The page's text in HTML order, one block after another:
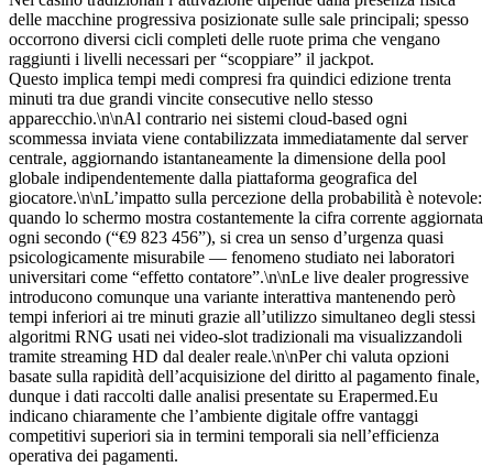
delle macchine progressiva posizionate sulle sale principali; spesso
occorrono diversi cicli completi delle ruote prima che vengano
raggiunti i livelli necessari per “scoppiare” il jackpot.
Questo implica tempi medi compresi fra quindici edizione trenta
minuti tra due grandi vincite consecutive nello stesso
apparecchio.\n\nAl contrario nei sistemi cloud‑based ogni
scommessa inviata viene contabilizzata immediatamente dal server
centrale, aggiornando istantaneamente la dimensione della pool
globale indipendentemente dalla piattaforma geografica del
giocatore.\n\nL’impatto sulla percezione della probabilità è notevole:
quando lo schermo mostra costantemente la cifra corrente aggiornata
ogni secondo (“€9 823 456”), si crea un senso d’urgenza quasi
psicologicamente misurabile — fenomeno studiato nei laboratori
universitari come “effetto contatore”.\n\nLe live dealer progressive
introducono comunque una variante interattiva mantenendo però
tempi inferiori ai tre minuti grazie all’utilizzo simultaneo degli stessi
algoritmi RNG usati nei video‑slot tradizionali ma visualizzandoli
tramite streaming HD dal dealer reale.\n\nPer chi valuta opzioni
basate sulla rapidità dell’acquisizione del diritto al pagamento finale,
dunque i dati raccolti dalle analisi presentate su Erapermed.Eu
indicano chiaramente che l’ambiente digitale offre vantaggi
competitivi superiori sia in termini temporali sia nell’efficienza
operativa dei pagamenti.